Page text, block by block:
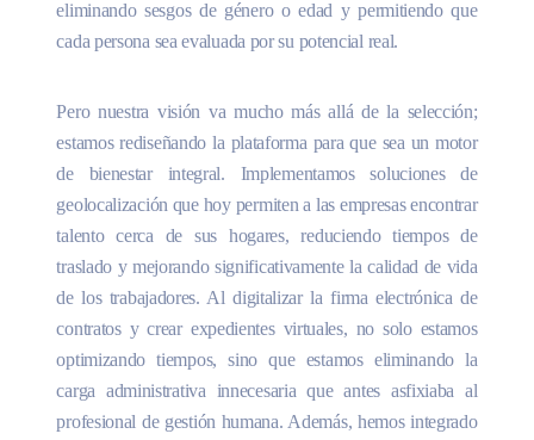
eliminando sesgos de género o edad y permitiendo que
cada persona sea evaluada por su potencial real.
Pero nuestra visión va mucho más allá de la selección;
estamos rediseñando la plataforma para que sea un motor
de bienestar integral. Implementamos soluciones de
geolocalización que hoy permiten a las empresas encontrar
talento cerca de sus hogares, reduciendo tiempos de
traslado y mejorando significativamente la calidad de vida
de los trabajadores. Al digitalizar la firma electrónica de
contratos y crear expedientes virtuales, no solo estamos
optimizando tiempos, sino que estamos eliminando la
carga administrativa innecesaria que antes asfixiaba al
profesional de gestión humana. Además, hemos integrado